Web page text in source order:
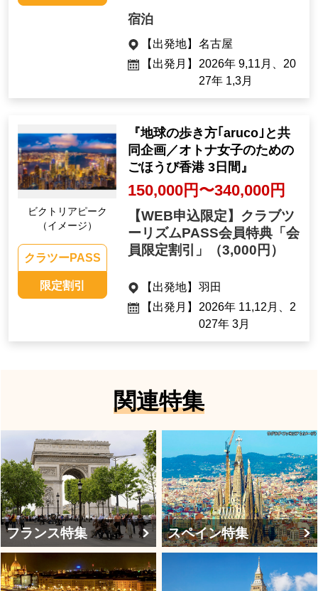
宿泊
【出発地】 名古屋
【出発月】 2026年 9,11月、20
27年 1,3月
ビクトリアピーク
（イメージ）
クラツーPASS
限定割引
『地球の歩き方｢aruco｣と共
同企画／オトナ女子のための
ごほうび香港 3日間』
150,000円〜340,000円
【WEB申込限定】クラブツ
ーリズムPASS会員特典「会
員限定割引」
（3,000円）
【出発地】 羽田
【出発月】 2026年 11,12月、2
027年 3月
関連特集
フランス特集 スペイン特集